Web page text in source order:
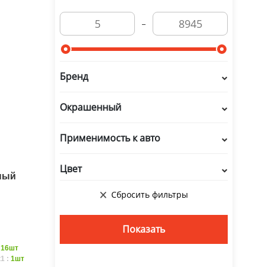
Бренд
Окрашенный
Применимость к авто
Цвет
16шт
:1шт